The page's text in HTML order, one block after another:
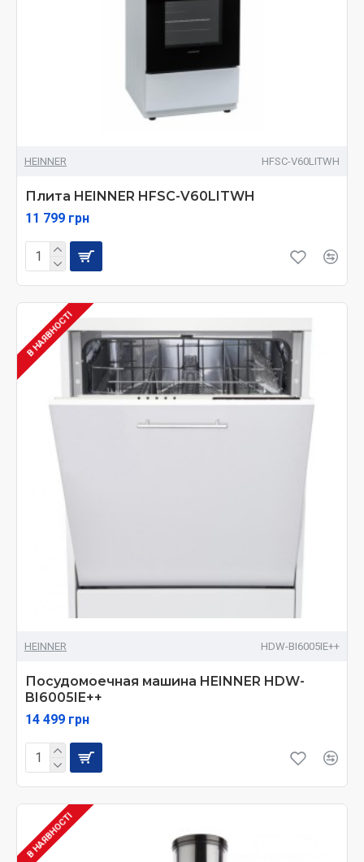
HEINNER HFSC-V60LITWH
Плита HEINNER HFSC-V60LITWH
11 799 грн
В НАЯВНОСТІ
HEINNER HDW-BI6005IE++
Посудомоечная машина HEINNER HDW-
BI6005IE++
14 499 грн
В НАЯВНОСТІ